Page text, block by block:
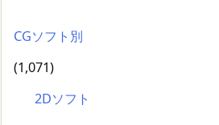
CGソフト別
(1,071)
2Dソフト